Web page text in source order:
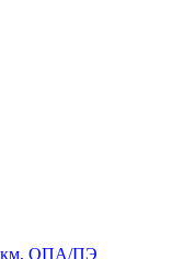
ОПА/ПЭ